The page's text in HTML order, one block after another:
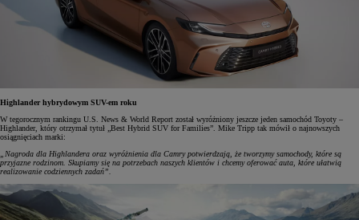
Highlander hybrydowym SUV-em roku
W tegorocznym rankingu U.S. News & World Report został wyróżniony jeszcze jeden samochód Toyoty –
Highlander, który otrzymał tytuł „Best Hybrid SUV for Families”. Mike Tripp tak mówił o najnowszych
osiągnięciach marki:
„Nagroda dla Highlandera oraz wyróżnienia dla Camry potwierdzają, że tworzymy samochody, które są
przyjazne rodzinom. Skupiamy się na potrzebach naszych klientów i chcemy oferować auta, które ułatwią
realizowanie codziennych zadań”.